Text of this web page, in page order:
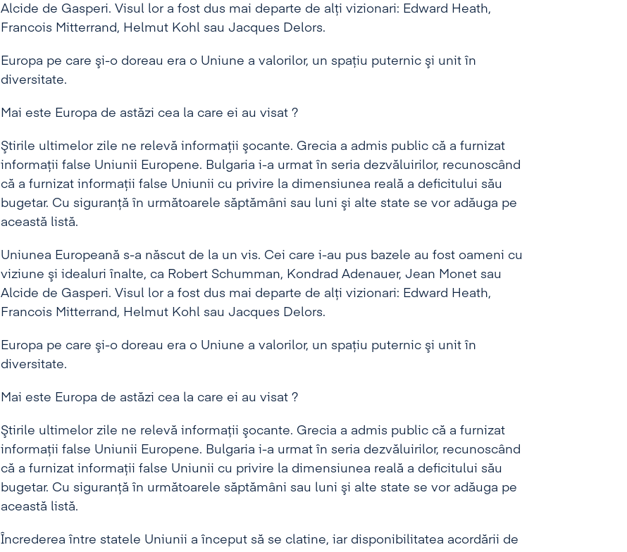
Alcide de Gasperi. Visul lor a fost dus mai departe de alţi vizionari: Edward Heath,
Francois Mitterrand, Helmut Kohl sau Jacques Delors.
Europa pe care şi-o doreau era o Uniune a valorilor, un spaţiu puternic şi unit în
diversitate.
Mai este Europa de astăzi cea la care ei au visat ?
Ştirile ultimelor zile ne relevă informaţii şocante. Grecia a admis public că a furnizat
informaţii false Uniunii Europene. Bulgaria i-a urmat în seria dezvăluirilor, recunoscând
că a furnizat informaţii false Uniunii cu privire la dimensiunea reală a deficitului său
bugetar. Cu siguranţă în următoarele săptămâni sau luni şi alte state se vor adăuga pe
această listă.
Uniunea Europeană s-a născut de la un vis. Cei care i-au pus bazele au fost oameni cu
viziune şi idealuri înalte, ca Robert Schumman, Kondrad Adenauer, Jean Monet sau
Alcide de Gasperi. Visul lor a fost dus mai departe de alţi vizionari: Edward Heath,
Francois Mitterrand, Helmut Kohl sau Jacques Delors.
Europa pe care şi-o doreau era o Uniune a valorilor, un spaţiu puternic şi unit în
diversitate.
Mai este Europa de astăzi cea la care ei au visat ?
Ştirile ultimelor zile ne relevă informaţii şocante. Grecia a admis public că a furnizat
informaţii false Uniunii Europene. Bulgaria i-a urmat în seria dezvăluirilor, recunoscând
că a furnizat informaţii false Uniunii cu privire la dimensiunea reală a deficitului său
bugetar. Cu siguranţă în următoarele săptămâni sau luni şi alte state se vor adăuga pe
această listă.
Încrederea între statele Uniunii a început să se clatine, iar disponibilitatea acordării de